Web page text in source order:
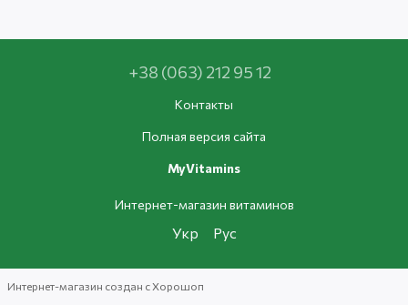
+38 (063) 212 95 12
Контакты
Полная версия сайта
MyVitamins
Интернет-магазин витаминов
Укр Рус
Интернет-магазин создан с Хорошоп